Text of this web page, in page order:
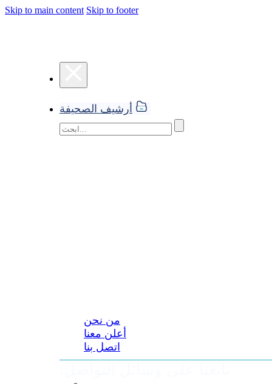
Skip to main content Skip to footer
أرشيف الصحيفة
من نحن
أعلن معنا
اتصل بنا